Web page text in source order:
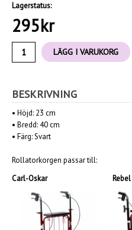
Lagerstatus:
295kr
LÄGG I VARUKORG
BESKRIVNING
• Höjd: 23 cm
• Bredd: 40 cm
• Färg: Svart
Rollatorkorgen passar till:
Carl-Oskar
Rebel